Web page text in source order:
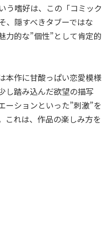
う嗜好は、この「コミック
、隠すべきタブーではな
力的な”個性”として肯定的
本作に甘酸っぱい恋愛模様
し踏み込んだ欲望の描写
ーションといった”刺激”を
これは、作品の楽しみ方を